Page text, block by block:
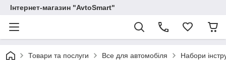
Інтернет-магазин "AvtoSmart"
Товари та послуги Все для автомобіля Набори